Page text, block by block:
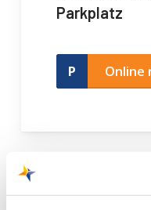
Parkplatz
Online